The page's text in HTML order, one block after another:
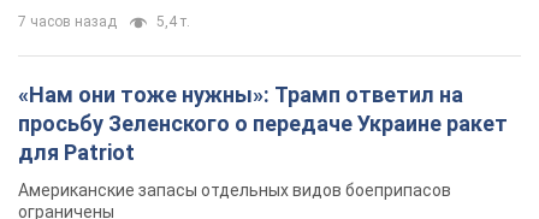
7 часов назад 5,4 т.
«Нам они тоже нужны»: Трамп ответил на
просьбу Зеленского о передаче Украине ракет
для Patriot
Американские запасы отдельных видов боеприпасов
ограничены